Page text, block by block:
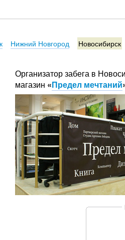
Нижний Новгород Новосибирск
Организатор забега в
магазин «Предел мечтаний